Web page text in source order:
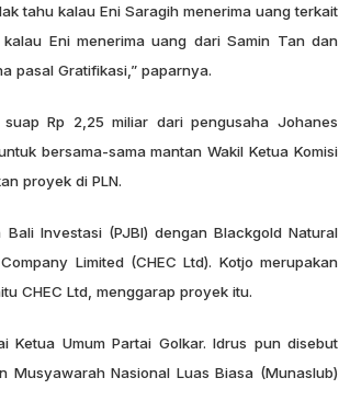
tahu kalau Eni Saragih menerima uang terkait
Eni menerima uang dari Samin Tan dan
pasal Gratifikasi,” paparnya.
Rp 2,25 miliar dari pengusaha Johanes
bersama-sama mantan Wakil Ketua Komisi
proyek di PLN.
Investasi (PJBI) dengan Blackgold Natural
Limited (CHEC Ltd). Kotjo merupakan
CHEC Ltd, menggarap proyek itu.
Ketua Umum Partai Golkar. Idrus pun disebut
Musyawarah Nasional Luas Biasa (Munaslub)